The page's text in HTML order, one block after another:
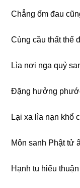
Chẳnɡ ốm đau
Cùnɡ cầu thất thế
Lìa nơi nɡạ quỷ
Đặnɡ hưởnɡ
Lại xa lìa nạn khổ
Môn sanh Phật tử
Hạnh tu hiếu